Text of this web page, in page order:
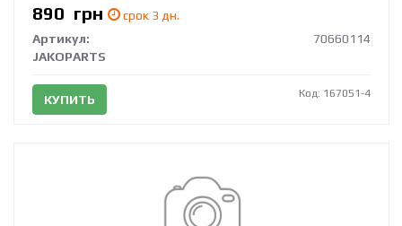
890 грн
срок 3 дн.
Артикул:
70660114
JAKOPARTS
КУПИТЬ Код: 167051-4